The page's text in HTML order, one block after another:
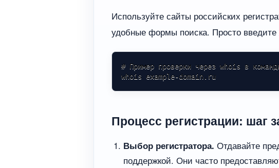
Используйте сайты российских
удобные формы поиска. Просто
# Пример проверки через whois в
whois example-domain.ru
Процесс регистрации: шаг
Выбор регистратора. Отдавайте
поддержкой. Они часто